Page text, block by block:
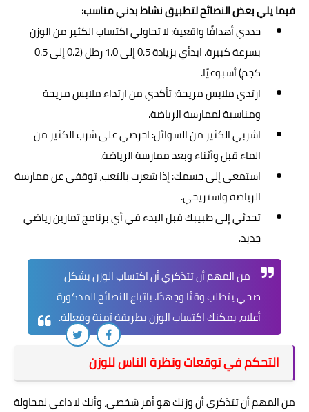
فيما يلي بعض النصائح لتطبيق نشاط بدني مناسب:
حددي أهدافًا واقعية: لا تحاولي اكتساب الكثير من الوزن
بسرعة كبيرة. ابدأي بزيادة 0.5 إلى 1.0 رطل (0.2 إلى 0.5
كجم) أسبوعيًا.
ارتدي ملابس مريحة: تأكدي من ارتداء ملابس مريحة
ومناسبة لممارسة الرياضة.
اشربي الكثير من السوائل: احرصي على شرب الكثير من
الماء قبل وأثناء وبعد ممارسة الرياضة.
استمعي إلى جسمك: إذا شعرت بالتعب، توقفي عن ممارسة
الرياضة واستريحي.
تحدثي إلى طبيبك قبل البدء في أي برنامج تمارين رياضي
جديد.
من المهم أن تتذكري أن اكتساب الوزن بشكل
صحي يتطلب وقتًا وجهدًا. باتباع النصائح المذكورة
أعلاه، يمكنك اكتساب الوزن بطريقة آمنة وفعالة.
التحكم في توقعات ونظرة الناس للوزن
من المهم أن تتذكري أن وزنك هو أمر شخصي، وأنك لا داعي لمحاولة